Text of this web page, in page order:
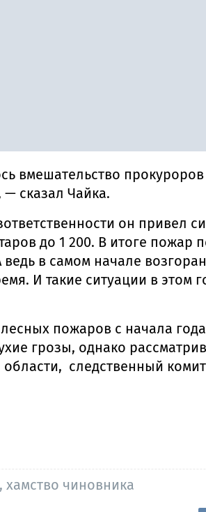
вмешательство
сказал Чайка.
он привел
до 1 200. В итоге
ведь в самом начале
И такие ситуации в
пожаров с начала
грозы, однако
следственный
, хамство чиновника